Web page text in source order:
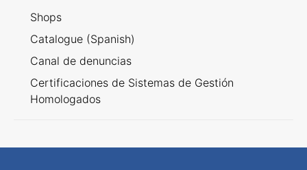
Shops
Catalogue (Spanish)
Canal de denuncias
Certificaciones de Sistemas de Gestión
Homologados